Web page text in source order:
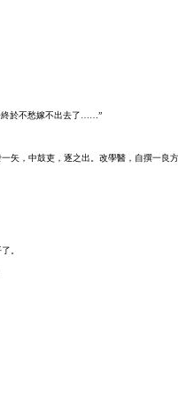
終於不愁嫁不出去了……”
矢，中鼓吏，逐之出。改學醫，自撰一良方
。